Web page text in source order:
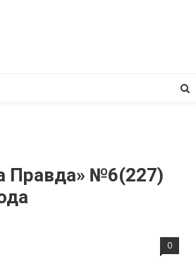
Правда» №6(227)
0